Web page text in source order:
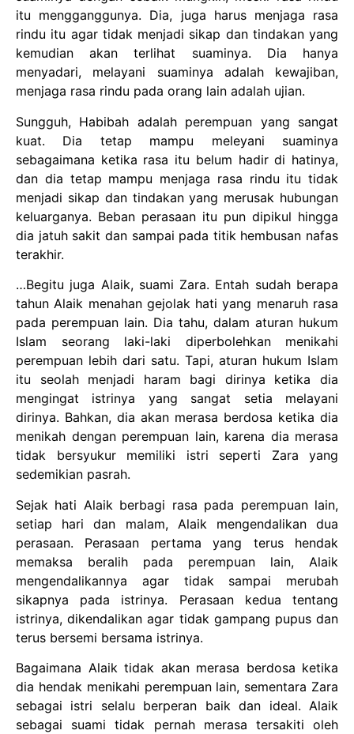
itu mengganggunya. Dia, juga harus menjaga rasa
rindu itu agar tidak menjadi sikap dan tindakan yang
kemudian akan terlihat suaminya. Dia hanya
menyadari, melayani suaminya adalah kewajiban,
menjaga rasa rindu pada orang lain adalah ujian.
Sungguh, Habibah adalah perempuan yang sangat
kuat. Dia tetap mampu meleyani suaminya
sebagaimana ketika rasa itu belum hadir di hatinya,
dan dia tetap mampu menjaga rasa rindu itu tidak
menjadi sikap dan tindakan yang merusak hubungan
keluarganya. Beban perasaan itu pun dipikul hingga
dia jatuh sakit dan sampai pada titik hembusan nafas
terakhir.
…Begitu juga Alaik, suami Zara. Entah sudah berapa
tahun Alaik menahan gejolak hati yang menaruh rasa
pada perempuan lain. Dia tahu, dalam aturan hukum
Islam seorang laki-laki diperbolehkan menikahi
perempuan lebih dari satu. Tapi, aturan hukum Islam
itu seolah menjadi haram bagi dirinya ketika dia
mengingat istrinya yang sangat setia melayani
dirinya. Bahkan, dia akan merasa berdosa ketika dia
menikah dengan perempuan lain, karena dia merasa
tidak bersyukur memiliki istri seperti Zara yang
sedemikian pasrah.
Sejak hati Alaik berbagi rasa pada perempuan lain,
setiap hari dan malam, Alaik mengendalikan dua
perasaan. Perasaan pertama yang terus hendak
memaksa beralih pada perempuan lain, Alaik
mengendalikannya agar tidak sampai merubah
sikapnya pada istrinya. Perasaan kedua tentang
istrinya, dikendalikan agar tidak gampang pupus dan
terus bersemi bersama istrinya.
Bagaimana Alaik tidak akan merasa berdosa ketika
dia hendak menikahi perempuan lain, sementara Zara
sebagai istri selalu berperan baik dan ideal. Alaik
sebagai suami tidak pernah merasa tersakiti oleh